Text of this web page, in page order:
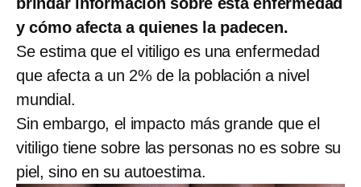
y cómo afecta a quienes la padecen.
Se estima que el vitiligo es una enfermedad
que afecta a un 2% de la población a nivel
mundial.
Sin embargo, el impacto más grande que el
vitiligo tiene sobre las personas no es sobre su
piel, sino en su autoestima.